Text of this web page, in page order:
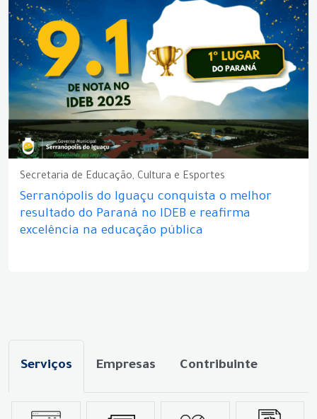
Secretaria de Educação, Cultura e Esportes
Serranópolis do Iguaçu conquista o melhor
resultado do Paraná no IDEB e reafirma
excelência na educação pública
Serviços Empresas Contribuinte